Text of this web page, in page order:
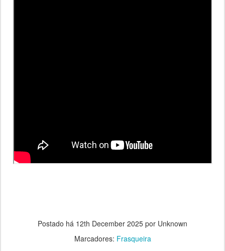
Postado há 12th December 2025 por Unknown
Marcadores: Frasqueira